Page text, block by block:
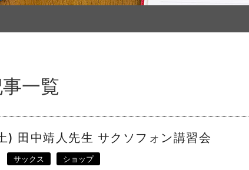
一覧
田中靖人先生 サクソフォン講習会
サックス ショップ